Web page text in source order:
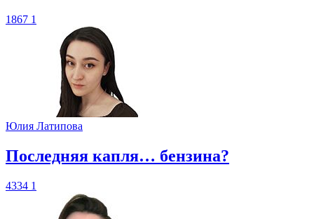
1867 1
Юлия Латипова
​Последняя капля… бензина?
4334 1